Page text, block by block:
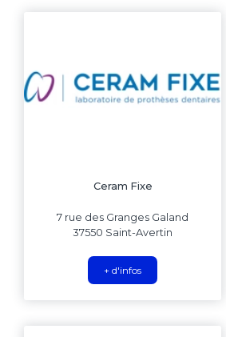
Ceram Fixe
7 rue des Granges Galand
37550 Saint-Avertin
+ d'infos